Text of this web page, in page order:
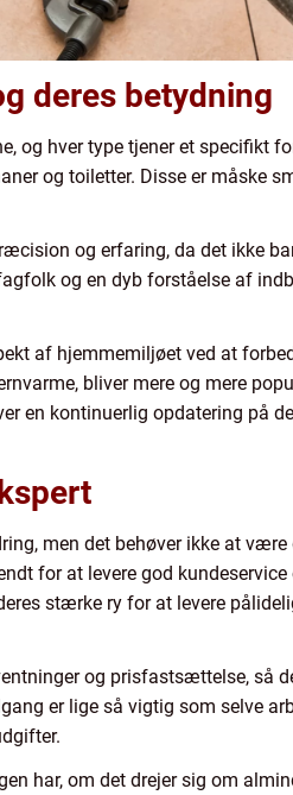
deres betydning
og hver type tjener et specifikt
og toiletter. Disse er måske
og erfaring, da det ikke
og en dyb forståelse af
af hjemmemiljøet ved at
bliver mere og mere
en kontinuerlig opdatering på
men det behøver ikke at
for at levere god
stærke ry for at levere
og prisfastsættelse, så
er lige så vigtig som selve
har, om det drejer sig om